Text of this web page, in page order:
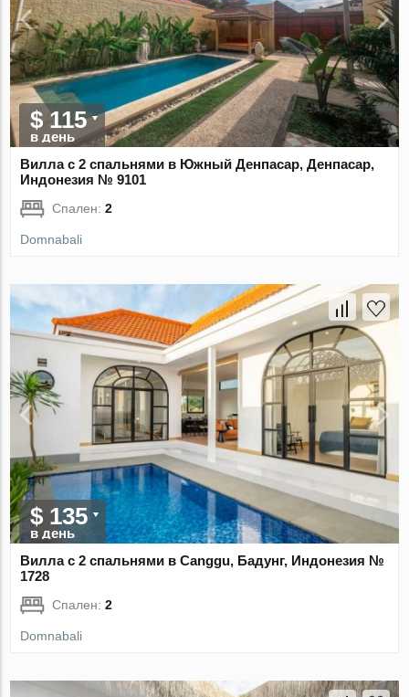
$ 115
в день
Вилла с 2 спальнями в Южный Денпасар, Денпасар,
Индонезия № 9101
Спален:2
Domnabali
$ 135
в день
Вилла с 2 спальнями в Canggu, Бадунг, Индонезия №
1728
Спален:2
Domnabali